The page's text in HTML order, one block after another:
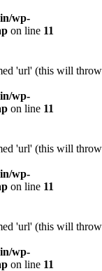
wp-
on line 11
'url' (this will throw
wp-
on line 11
'url' (this will throw
wp-
on line 11
'url' (this will throw
wp-
on line 11